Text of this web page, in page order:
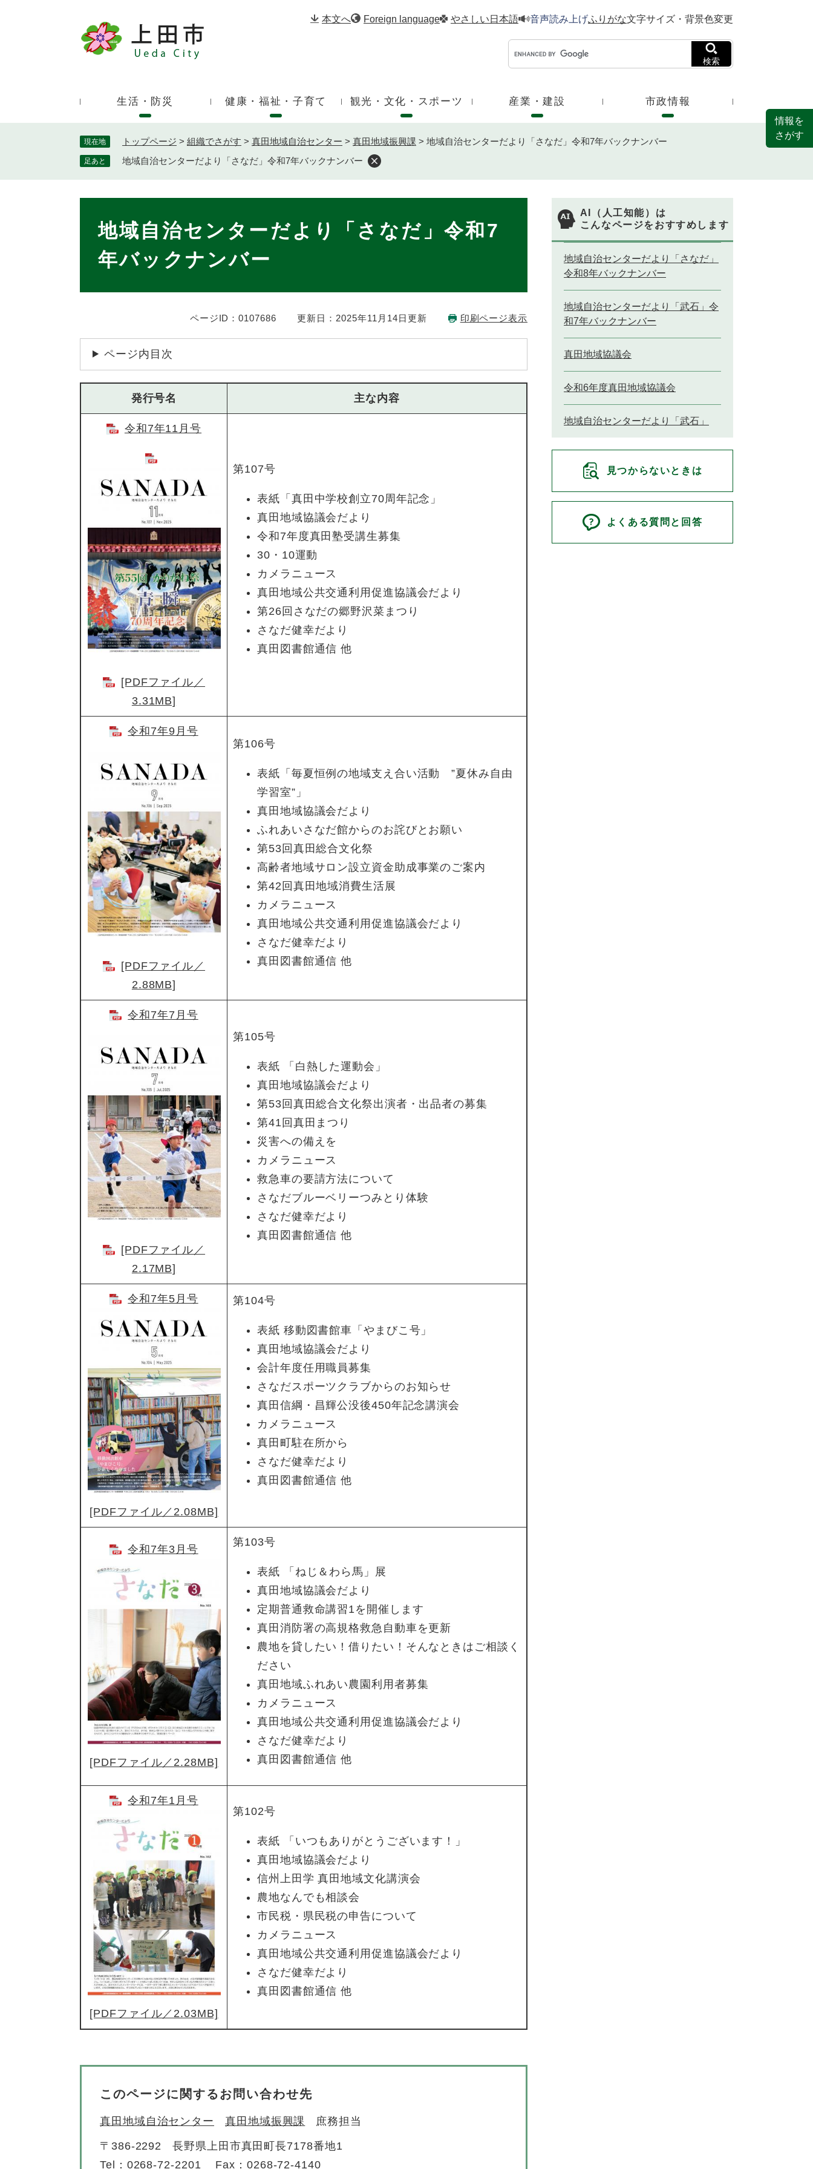
。
本文へ Foreign language やさしい日本語 音声読み上げふりがな文字サイズ・背景色変更
ド
検索
生活・防災 健康・福祉・子育て 観光・文化・スポーツ 産業・建設 市政情報
現在地 トップページ > 組織でさがす > 真田地域自治センター > 真田地域振興課 > 地域自治センターだより「さなだ」令和7年バックナンバー
足あと 地域自治センターだより「さなだ」令和7年バックナンバー
地域自治センターだより「さなだ」令和7
年バックナンバー
ページID：0107686 更新日：2025年11月14日更新 印刷ページ表示
ページ内目次
発行号名 主な内容
令和7年11月号
[PDFファイル／
3.31MB]
第107号
表紙「真田中学校創立70周年記念」
真田地域協議会だより
令和7年度真田塾受講生募集
30・10運動
カメラニュース
真田地域公共交通利用促進協議会だより
第26回さなだの郷野沢菜まつり
さなだ健幸だより
真田図書館通信 他
令和7年9月号
[PDFファイル／
2.88MB]
第106号
表紙「毎夏恒例の地域支え合い活動 ”夏休み自由
学習室”」
真田地域協議会だより
ふれあいさなだ館からのお詫びとお願い
第53回真田総合文化祭
高齢者地域サロン設立資金助成事業のご案内
第42回真田地域消費生活展
カメラニュース
真田地域公共交通利用促進協議会だより
さなだ健幸だより
真田図書館通信 他
令和7年7月号
[PDFファイル／
2.17MB]
第105号
表紙 「白熱した運動会」
真田地域協議会だより
第53回真田総合文化祭出演者・出品者の募集
第41回真田まつり
災害への備えを
カメラニュース
救急車の要請方法について
さなだブルーベリーつみとり体験
さなだ健幸だより
真田図書館通信 他
令和7年5月号
[PDFファイル／2.08MB]
第104号
表紙 移動図書館車「やまびこ号」
真田地域協議会だより
会計年度任用職員募集
​さなだスポーツクラブからのお知らせ
真田信綱・昌輝公没後450年記念講演会
カメラニュース
真田町駐在所から
さなだ健幸だより
真田図書館通信 他
令和7年3月号
[PDFファイル／2.28MB]
第103号
表紙 「ねじ＆わら馬」展
真田地域協議会だより
定期普通救命講習1を開催します
​真田消防署の高規格救急自動車を更新
農地を貸したい！借りたい！そんなときはご相談く
ださい
真田地域ふれあい農園利用者募集
カメラニュース
真田地域公共交通利用促進協議会だより
さなだ健幸だより
真田図書館通信 他
令和7年1月号
[PDFファイル／2.03MB]
第102号
表紙 「いつもありがとうございます！」
真田地域協議会だより
信州上田学 真田地域文化講演会
​農地なんでも相談会
市民税・県民税の申告について
カメラニュース
真田地域公共交通利用促進協議会だより
さなだ健幸だより
真田図書館通信 他
このページに関するお問い合わせ先
真田地域自治センター 真田地域振興課 庶務担当
〒386-2292
長野県上田市真田町長7178番地1
Tel：0268-72-2201
Fax：0268-72-4140
AI（人工知能）は
こんなページをおすすめします
地域自治センターだより「さなだ」
令和8年バックナンバー
地域自治センターだより「武石」令
和7年バックナンバー
真田地域協議会
令和6年度真田地域協議会
地域自治センターだより「武石」
見つからないときは
よくある質問と回答
情報を
さがす